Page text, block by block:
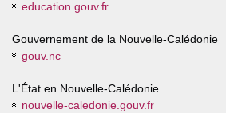
education.gouv.fr
Gouvernement de la Nouvelle-Calédonie
gouv.nc
L'État en Nouvelle-Calédonie
nouvelle-caledonie.gouv.fr